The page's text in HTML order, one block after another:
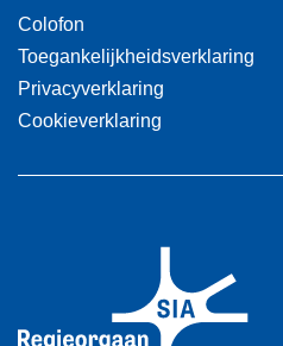
Colofon
Toegankelijkheidsverklaring
Privacyverklaring
Cookieverklaring